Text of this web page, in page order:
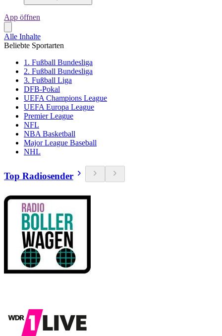
App öffnen
Alle Inhalte
Beliebte Sportarten
1. Fußball Bundesliga
2. Fußball Bundesliga
3. Fußball Liga
DFB-Pokal
UEFA Champions League
UEFA Europa League
Premier League
NFL
NBA Basketball
Major League Baseball
NHL
Top Radiosender